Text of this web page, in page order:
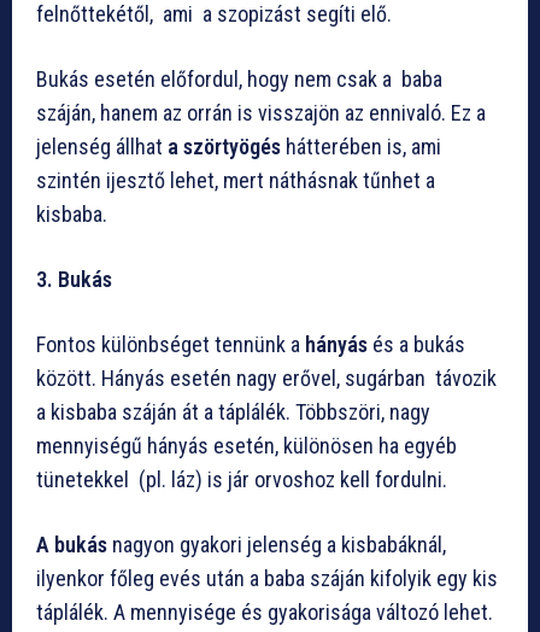
felnőttekétől, ami a szopizást segíti elő.
Bukás esetén előfordul, hogy nem csak a baba
száján, hanem az orrán is visszajön az ennivaló. Ez a
jelenség állhat a szörtyögés hátterében is, ami
szintén ijesztő lehet, mert náthásnak tűnhet a
kisbaba.
3. Bukás
Fontos különbséget tennünk a hányás és a bukás
között. Hányás esetén nagy erővel, sugárban távozik
a kisbaba száján át a táplálék. Többszöri, nagy
mennyiségű hányás esetén, különösen ha egyéb
tünetekkel (pl. láz) is jár orvoshoz kell fordulni.
A bukás nagyon gyakori jelenség a kisbabáknál,
ilyenkor főleg evés után a baba száján kifolyik egy kis
táplálék. A mennyisége és gyakorisága változó lehet.